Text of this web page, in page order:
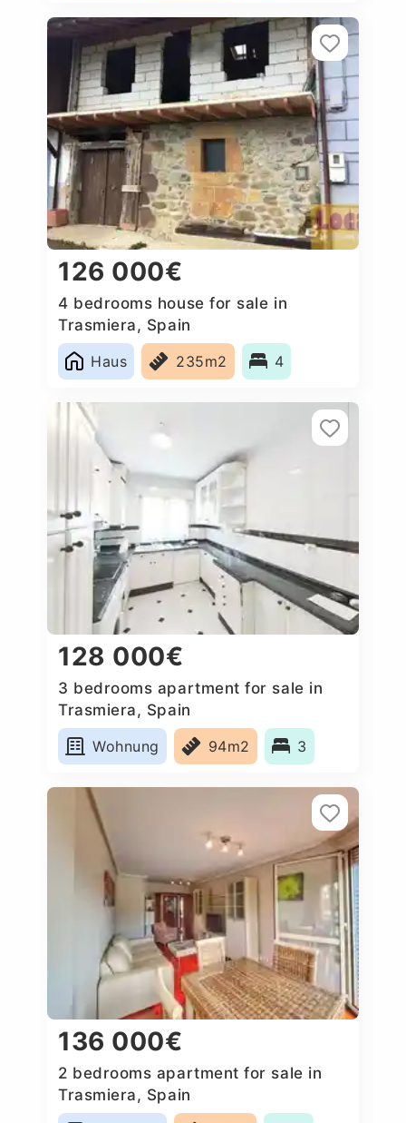
126 000€
4 bedrooms house for sale in
Trasmiera, Spain
Haus
235m2 4
128 000€
3 bedrooms apartment for sale in
Trasmiera, Spain
Wohnung
94m2 3
136 000€
2 bedrooms apartment for sale in
Trasmiera, Spain